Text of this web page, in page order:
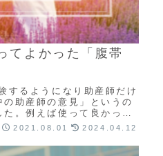
てよかった「腹帯
するようになり助産師だけ
助産師の意見」というの
。例えば使って良かった
もどう使うのが...
2021.08.01 2024.04.12